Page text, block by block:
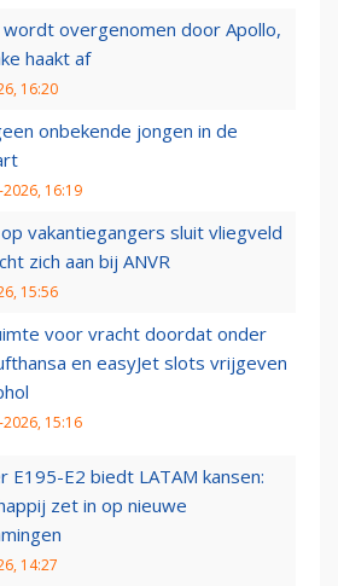
wordt overgenomen door Apollo,
haakt af
16:20
onbekende jongen in de
2026, 16:19
vakantiegangers sluit vliegveld
zich aan bij ANVR
15:56
voor vracht doordat onder
en easyJet slots vrijgeven
2026, 15:16
E195-E2 biedt LATAM kansen:
zet in op nieuwe
14:27